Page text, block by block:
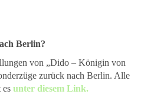
Berlin?
von „Dido – Königin von
zurück nach Berlin. Alle
es unter diesem Link.